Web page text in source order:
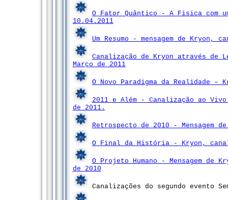
O Fator Quântico - A Fisica com
10.04.2011
Um Resumo - mensagem de
Canalização de Kryon através de
Março de 2011
O Novo Paradigma da Realidade
2011 e Além - Canalização ao
de 2011.
Retrospecto de 2010 - Mensagem
O Final da História - Kryon,
O Projeto Humano - Mensagem
de 2010
Canalizações do segundo evento